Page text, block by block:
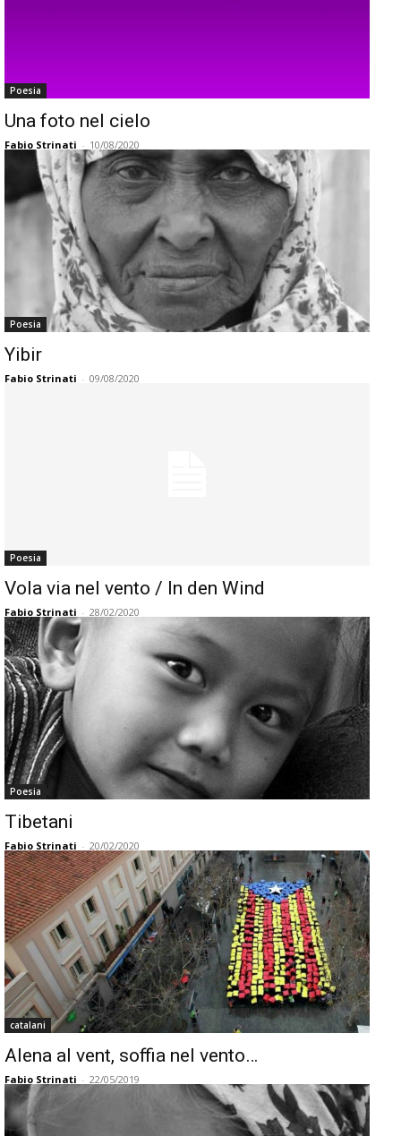
Poesia
Una foto nel cielo
Fabio Strinati - 10/08/2020
Poesia
Yibir
Fabio Strinati - 09/08/2020
Poesia
Vola via nel vento / In den Wind
Fabio Strinati - 28/02/2020
Poesia
Tibetani
Fabio Strinati - 20/02/2020
catalani
Alena al vent, soffia nel vento…
Fabio Strinati - 22/05/2019